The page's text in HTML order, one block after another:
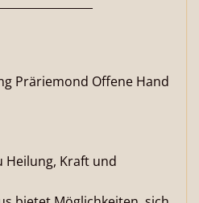
Präriemond Offene Hand
Heilung, Kraft und